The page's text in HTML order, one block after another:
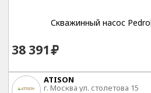
Скважинный насос
38 391
ATISON
г. Москва ул. столетова 15